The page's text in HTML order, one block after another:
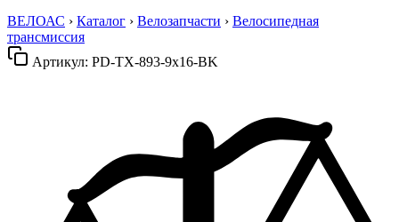
ВЕЛОАС › Каталог › Велозапчасти › Велосипедная
трансмиссия
Артикул: PD-TX-893-9x16-BK